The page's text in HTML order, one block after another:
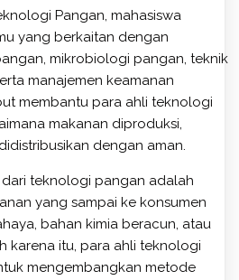
Pangan, mahasiswa
yang berkaitan dengan
mikrobiologi pangan, teknik
manajemen keamanan
membantu para ahli teknologi
makanan diproduksi,
dengan aman.
teknologi pangan adalah
yang sampai ke konsumen
bahan kimia beracun, atau
karena itu, para ahli teknologi
mengembangkan metode